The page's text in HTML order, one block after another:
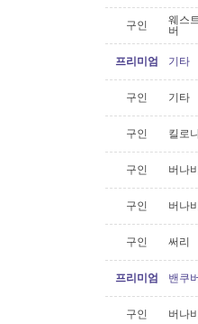
구인
웨스
버
프리미엄 기타
구인 기타
구인 킬로
구인 버나비
구인 버나비
구인 써리
프리미엄 밴쿠버
구인 버나비